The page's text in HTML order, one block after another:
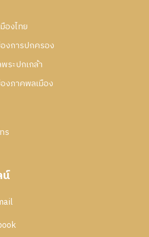
องไทย
งการปกครอง
ระปกเกล้า
งภาคพลเมือง
ร
น์